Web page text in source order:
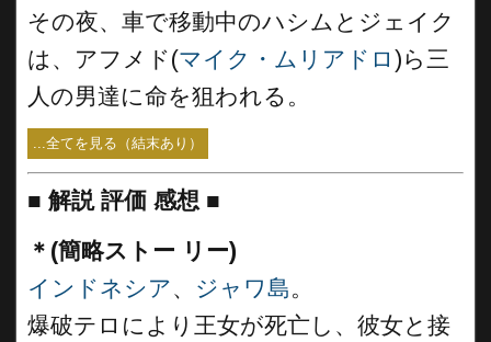
その夜、車で移動中のハシムとジェイク
は、アフメド(マイク・ムリアドロ )ら三
人の男達に命を狙われる。
...全てを見る（結末あり）
■ 解説 評価 感想 ■
＊(簡略ストー リー)
インドネシア、 ジャワ島。
爆破テロにより王女が死亡し、彼女と接